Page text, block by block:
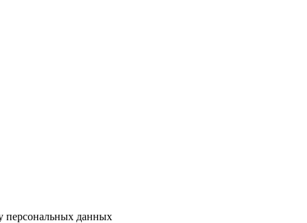
персональных данных